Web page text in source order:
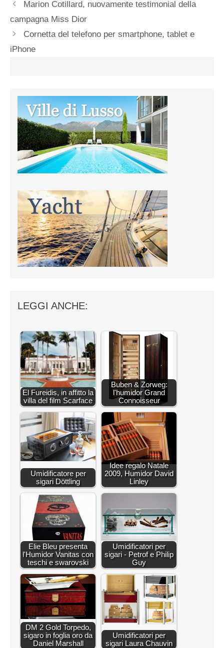
Marion Cotillard, nuovamente testimonial della
campagna Miss Dior
Cornetta del telefono per smartphone, tablet e
iPhone
LEGGI ANCHE:
El Fureidis, in affitto la
villa del film Scarface
Buben & Zorweg:
l'humidor Grand
Connoisseur
Umidificatore per
sigari Döttling
Idee regalo Natale
2009, Humidor David
Linley
Elie Bleu presenta
l'Humidor Vanitas con
teschi e swarovski
Umidificatori per
sigari - Petrof e Philip
Guy
DM 2 Gold Torpedo,
sigaro in foglia oro da
Daniel Marshall
Umidificatori per
sigari Laura Chauvin